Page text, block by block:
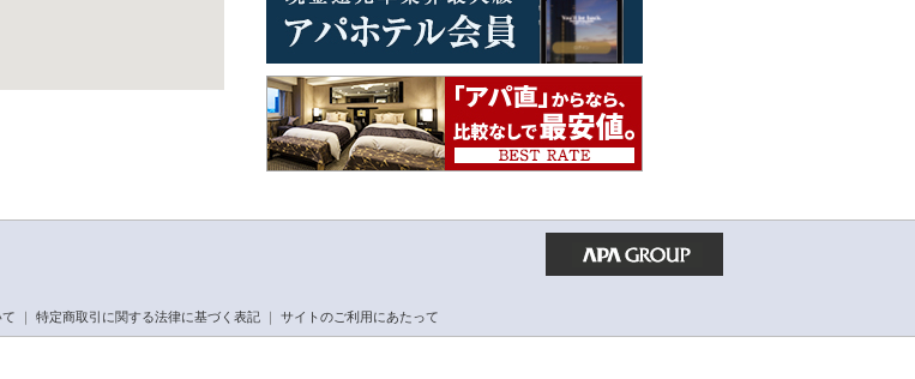
｜ 特定商取引に関する法律に基づく表記 ｜ サイトのご利用にあたって